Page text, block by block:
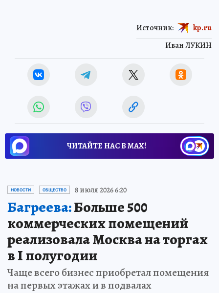
Иван ЛУКИН
Источник: kp.ru
ЧИТАЙТЕ НАС В МАХ!
НОВОСТИ ОБЩЕСТВО 8 июля 2026 6:20
Багреева:Больше 500
коммерческих помещений
реализовала Москва на торгах
в I полугодии
Чаще всего бизнес приобретал помещения
на первых этажах и в подвалах